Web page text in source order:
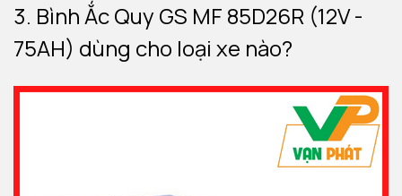
3. Bình Ắc Quy GS MF 85D26R (12V -
75AH) dùng cho loại xe nào?